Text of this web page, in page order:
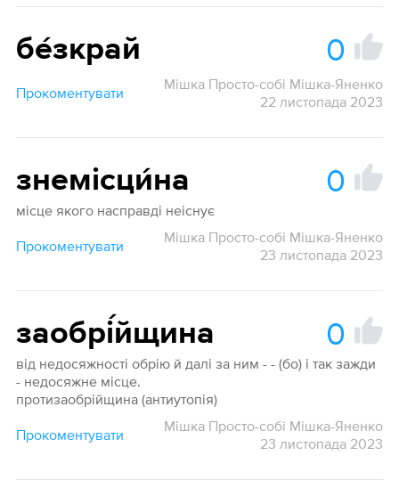
бе́зкрай 0
Прокоментувати
Мішка Просто-собі Мішка-Яненко
22 листопада 2023
знемісци́на 0
місце якого насправді неіснує
Прокоментувати
Мішка Просто-собі Мішка-Яненко
23 листопада 2023
заобрі́йщина 0
від недосяжності обрію й далі за ним - - (бо) і так зажди
- недосяжне місце.
протизаобрійщина (антиутопія)
Прокоментувати
Мішка Просто-собі Мішка-Яненко
23 листопада 2023